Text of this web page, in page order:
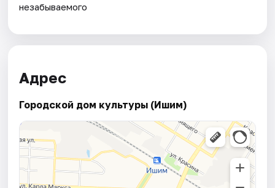
незабываемого
Адрес
Городской дом культуры (Ишим)